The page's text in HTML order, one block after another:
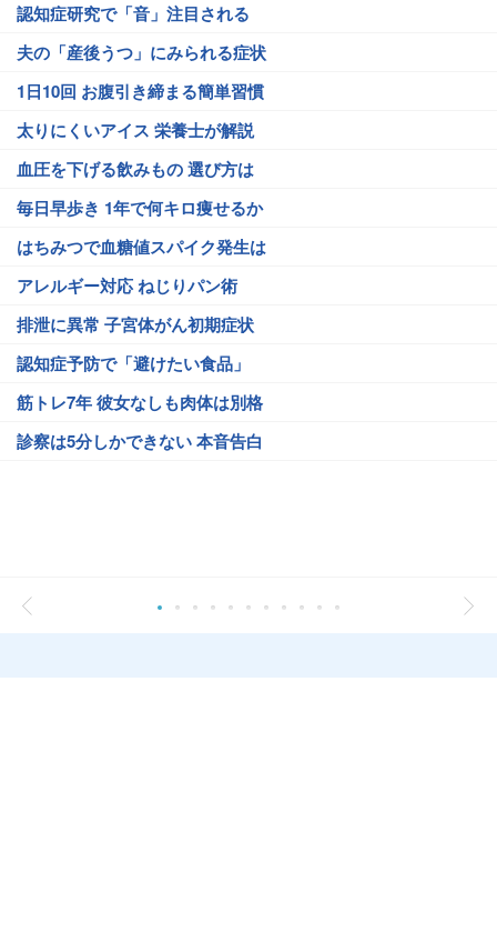
認知症研究で「音」注目される
夫の「産後うつ」にみられる症状
1日10回 お腹引き締まる簡単習慣
太りにくいアイス 栄養士が解説
血圧を下げる飲みもの 選び方は
毎日早歩き 1年で何キロ痩せるか
はちみつで血糖値スパイク発生は
アレルギー対応 ねじりパン術
排泄に異常 子宮体がん初期症状
認知症予防で「避けたい食品」
筋トレ7年 彼女なしも肉体は別格
診察は5分しかできない 本音告白